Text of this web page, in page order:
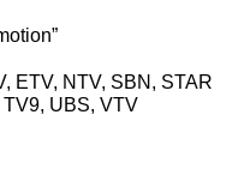
ETV, NTV, SBN, STAR
UBS, VTV